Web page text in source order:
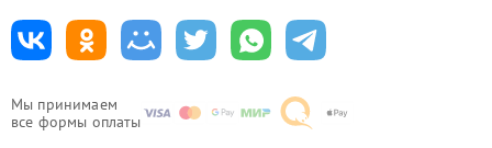
Мы принимаем
все формы оплаты